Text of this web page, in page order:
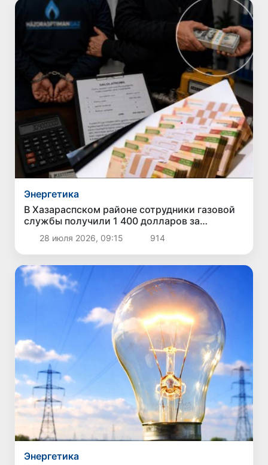
Энергетика
В Хазараспском районе сотрудники газовой
службы получили 1 400 долларов за
обещание снизить ущерб за незаконный газ
28 июля 2026, 09:15 914
Энергетика